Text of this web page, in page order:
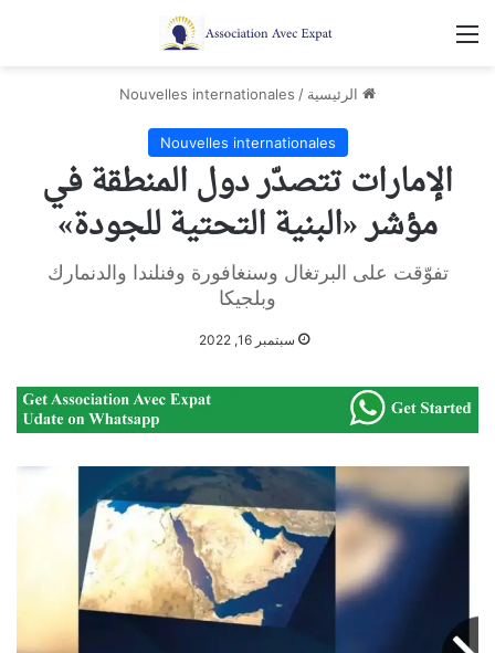
القائمة
الرئيسية /
Nouvelles internationales
Nouvelles internationales
الإمارات تتصدّر دول المنطقة في
مؤشر «البنية التحتية للجودة»
تفوّقت على البرتغال وسنغافورة وفنلندا والدنمارك
وبلجيكا
سبتمبر 16, 2022